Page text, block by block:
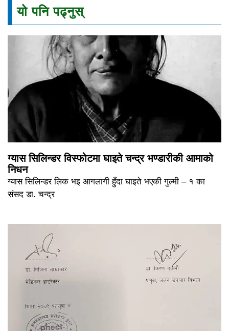
यो पनि पढ्नुस्
ग्यास सिलिन्डर विस्फोटमा घाइते चन्द्र भण्डारीकी आमाको
निधन
ग्यास सिलिन्डर लिक भइ आगलागी हुँदा घाइते भएकी गुल्मी – १ का
संसद डा. चन्द्र